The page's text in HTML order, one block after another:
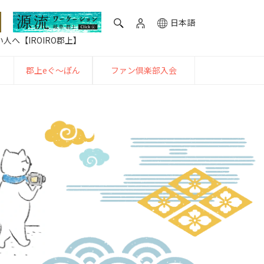
日本語
へ【IROIRO郡上】
郡上eぐ〜ぽん ファン倶楽部入会